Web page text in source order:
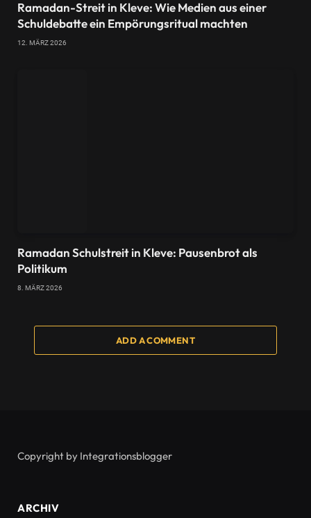
Ramadan-Streit in Kleve: Wie Medien aus einer
Schuldebatte ein Empörungsritual machten
12. MÄRZ 2026
Ramadan Schulstreit in Kleve: Pausenbrot als
Politikum
8. MÄRZ 2026
ADD A COMMENT
Copyright by Integrationsblogger
ARCHIV